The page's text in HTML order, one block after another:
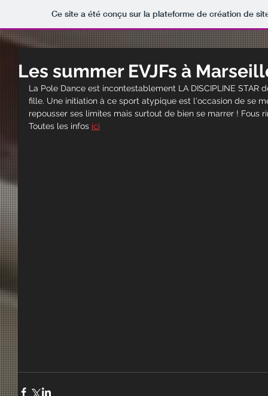
Ce site a été conçu sur la plateforme de création de
Les summer EVJFs à
La Pole Dance est incontestablement LA DISCIPLINE STAR
fille. Une initiation à ce sport atypique est l'occasion de se
repousser ses limites mais surtout de bien se marrer ! Fous
Toutes les infos ici